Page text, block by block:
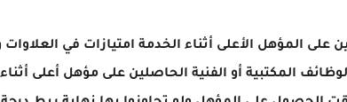
المكتبية أو الفنية الحاصلين على مؤهل أعلى